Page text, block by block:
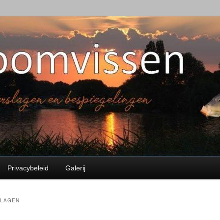
Privacybeleid Galerij